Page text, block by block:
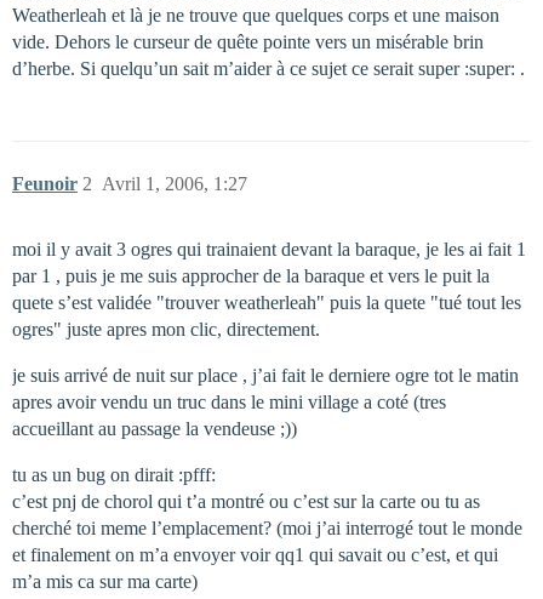
Weatherleah et là je ne trouve que quelques corps et une maison
vide. Dehors le curseur de quête pointe vers un misérable brin
d’herbe. Si quelqu’un sait m’aider à ce sujet ce serait super :super: .
Feunoir Avril 1, 2006, 1:27
2
moi il y avait 3 ogres qui trainaient devant la baraque, je les ai fait 1
par 1 , puis je me suis approcher de la baraque et vers le puit la
quete s’est validée "trouver weatherleah" puis la quete "tué tout les
ogres" juste apres mon clic, directement.
je suis arrivé de nuit sur place , j’ai fait le derniere ogre tot le matin
apres avoir vendu un truc dans le mini village a coté (tres
accueillant au passage la vendeuse ;))
tu as un bug on dirait :pfff:
c’est pnj de chorol qui t’a montré ou c’est sur la carte ou tu as
cherché toi meme l’emplacement? (moi j’ai interrogé tout le monde
et finalement on m’a envoyer voir qq1 qui savait ou c’est, et qui
m’a mis ca sur ma carte)